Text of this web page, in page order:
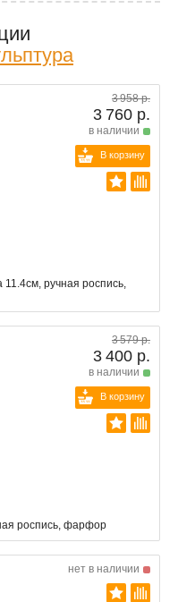
3 958 р.
3 760 р.
в наличии
В корзину
ручная роспись,
3 579 р.
3 400 р.
в наличии
В корзину
роспись, фарфор
нет в наличии